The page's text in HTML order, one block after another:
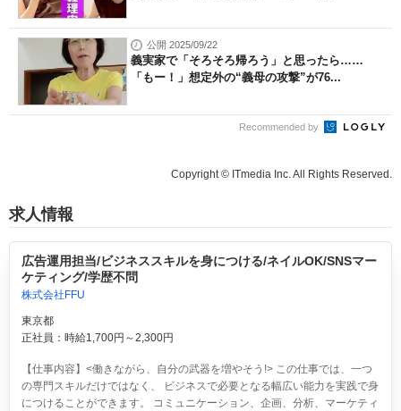
公開 2025/09/22
義実家で「そろそろ帰ろう」と思ったら……
「もー！」想定外の“義母の攻撃”が76...
Recommended by
Copyright © ITmedia Inc. All Rights Reserved.
求人情報
広告運用担当/ビジネススキルを身につける/ネイルOK/SNSマー
ケティング/学歴不問
株式会社FFU
東京都
正社員：時給1,700円～2,300円
【仕事内容】<働きながら、自分の武器を増やそう!> この仕事では、一つ
の専門スキルだけではなく、 ビジネスで必要となる幅広い能力を実践で身
につけることができます。 コミュニケーション、企画、分析、マーケティ